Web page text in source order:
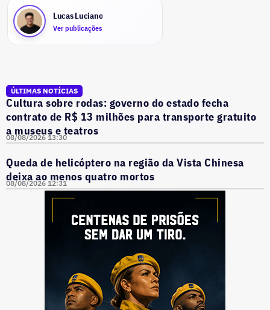
Lucas Luciano
Ver publicações
ÚLTIMAS NOTÍCIAS
Cultura sobre rodas: governo do estado fecha
contrato de R$ 13 milhões para transporte gratuito
a museus e teatros
08/08/2026 13:30
Queda de helicóptero na região da Vista Chinesa
deixa ao menos quatro mortos
08/08/2026 12:31